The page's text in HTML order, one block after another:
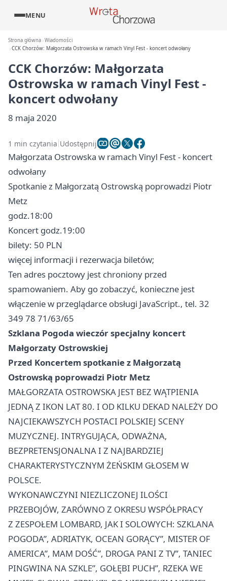
MENU
Strona główna Wiadomości
CCK Chorzów: Małgorzata Ostrowska w ramach Vinyl Fest - koncert odwołany
CCK Chorzów: Małgorzata
Ostrowska w ramach Vinyl Fest -
koncert odwołany
8 maja 2020
1 min czytania Udostępnij
Małgorzata Ostrowska w ramach Vinyl Fest - koncert
odwołany
Spotkanie z Małgorzatą Ostrowską poprowadzi Piotr
Metz
godz.18:00
Koncert godz.19:00
bilety: 50 PLN
więcej informacji i rezerwacja biletów;
Ten adres pocztowy jest chroniony przed
spamowaniem. Aby go zobaczyć, konieczne jest
włączenie w przeglądarce obsługi JavaScript., tel. 32
349 78 71/63/65
Szklana Pogoda wieczór specjalny koncert
Małgorzaty Ostrowskiej
Przed Koncertem spotkanie z Małgorzatą
Ostrowską poprowadzi Piotr Metz
MAŁGORZATA OSTROWSKA JEST BEZ WĄTPIENIA
JEDNĄ Z IKON LAT 80. I OD KILKU DEKAD NALEŻY DO
NAJCIEKAWSZYCH POSTACI POLSKIEJ SCENY
MUZYCZNEJ. INTRYGUJĄCA, ODWAŻNA,
BEZPRETENSJONALNA I Z NAJBARDZIEJ
CHARAKTERYSTYCZNYM ŻEŃSKIM GŁOSEM W
POLSCE.
WYKONAWCZYNI NIEZLICZONEJ ILOŚCI
PRZEBOJÓW, ZARÓWNO Z OKRESU WSPÓŁPRACY
Z ZESPOŁEM LOMBARD, JAK I SOLOWYCH: SZKLANA
POGODA”, ADRIATYK, OCEAN GORĄCY”, MISTER OF
AMERICA”, MAM DOŚĆ”, DROGA PANI Z TV”, TANIEC
PINGWINA NA SZKLE”, GOŁĘBI PUCH”, RZEKA WE